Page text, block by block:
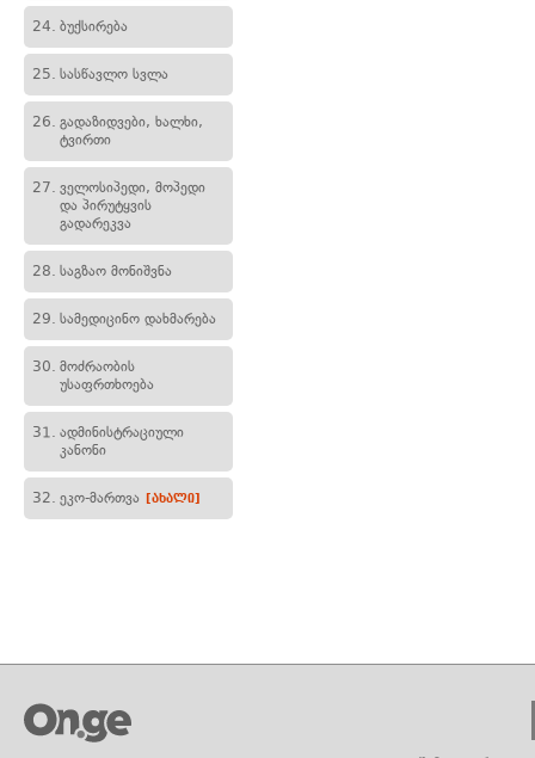
24. ბუქსირება
25. სასწავლო სვლა
26. გადაზიდვები, ხალხი,
ტვირთი
27. ველოსიპედი, მოპედი
და პირუტყვის
გადარეკვა
28. საგზაო მონიშვნა
29. სამედიცინო დახმარება
30. მოძრაობის
უსაფრთხოება
31. ადმინისტრაციული
კანონი
32. ეკო-მართვა [ახალი]